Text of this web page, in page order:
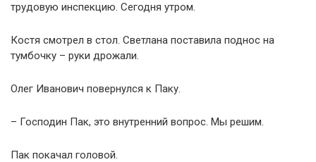
трудовую инспекцию. Сегодня утром.
Костя смотрел в стол. Светлана поставила поднос на
тумбочку – руки дрожали.
Олег Иванович повернулся к Паку.
– Господин Пак, это внутренний вопрос. Мы решим.
Пак покачал головой.